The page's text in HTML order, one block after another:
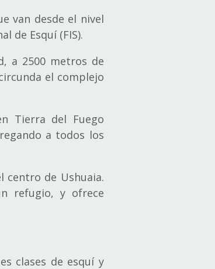
van desde el nivel
de Esquí (FIS).
a 2500 metros de
el complejo
Tierra del Fuego
a todos los
centro de Ushuaia.
refugio, y ofrece
clases de esquí y